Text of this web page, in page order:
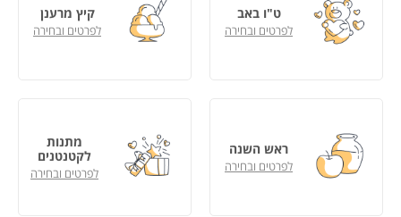
ט"ו באב
לפרטים ובחירה
קיץ מרענן
לפרטים ובחירה
ראש השנה
לפרטים ובחירה
מתנות
לקטנטנים
לפרטים ובחירה